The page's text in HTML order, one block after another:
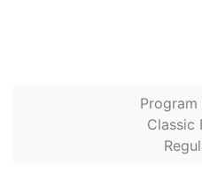
Program
Classic